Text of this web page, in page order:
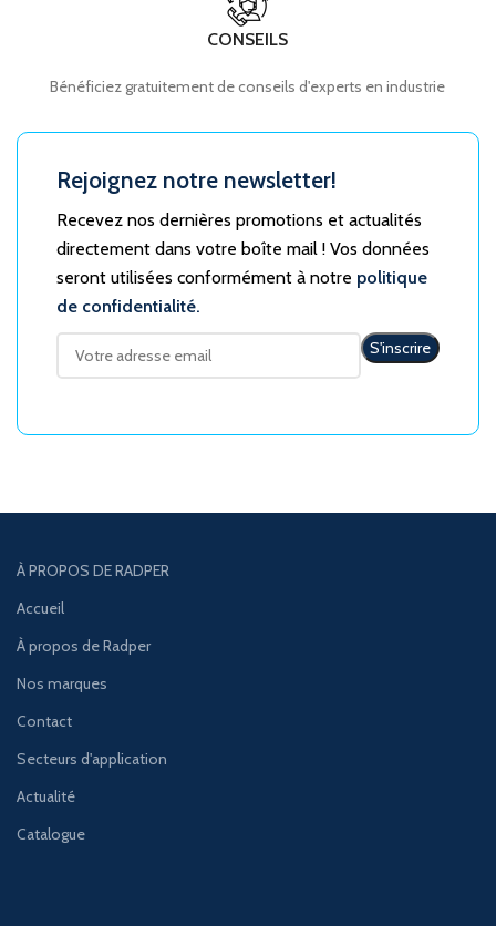
CONSEILS
Bénéficiez gratuitement de conseils d'experts en industrie
Rejoignez notre newsletter!
Recevez nos dernières promotions et actualités
directement dans votre boîte mail ! Vos données
seront utilisées conformément à notre politique
de confidentialité.
À PROPOS DE RADPER
Accueil
À propos de Radper
Nos marques
Contact
Secteurs d'application
Actualité
Catalogue